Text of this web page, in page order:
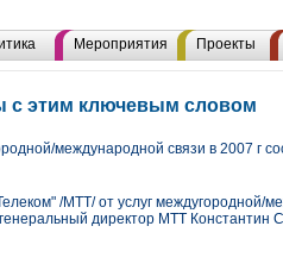
Мероприятия Проекты
с этим ключевым словом
международной связи в 2007 г
/МТТ/ от услуг междугородной/
директор МТТ Константин